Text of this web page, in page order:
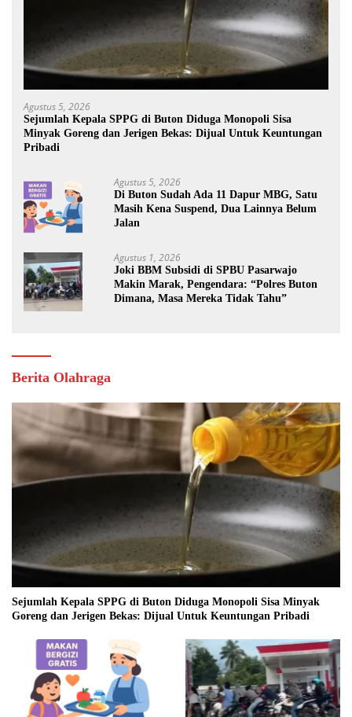
Agustus 5, 2026
Sejumlah Kepala SPPG di Buton Diduga Monopoli Sisa
Minyak Goreng dan Jerigen Bekas: Dijual Untuk Keuntungan
Pribadi
Agustus 5, 2026
Di Buton Sudah Ada 11 Dapur MBG, Satu
Masih Kena Suspend, Dua Lainnya Belum
Jalan
Agustus 1, 2026
Joki BBM Subsidi di SPBU Pasarwajo
Makin Marak, Pengendara: “Polres Buton
Dimana, Masa Mereka Tidak Tahu”
Berita Olahraga
Sejumlah Kepala SPPG di Buton Diduga Monopoli Sisa Minyak
Goreng dan Jerigen Bekas: Dijual Untuk Keuntungan Pribadi